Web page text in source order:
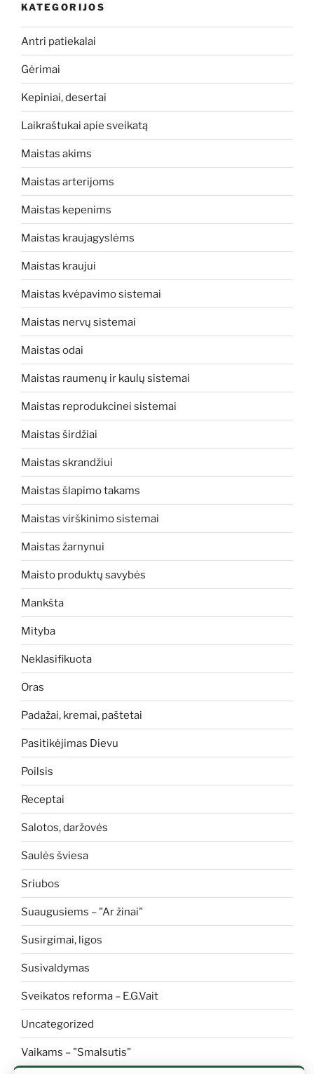
KATEGORIJOS
Antri patiekalai
Gėrimai
Kepiniai, desertai
Laikraštukai apie sveikatą
Maistas akims
Maistas arterijoms
Maistas kepenims
Maistas kraujagyslėms
Maistas kraujui
Maistas kvėpavimo sistemai
Maistas nervų sistemai
Maistas odai
Maistas raumenų ir kaulų sistemai
Maistas reprodukcinei sistemai
Maistas širdžiai
Maistas skrandžiui
Maistas šlapimo takams
Maistas virškinimo sistemai
Maistas žarnynui
Maisto produktų savybės
Mankšta
Mityba
Neklasifikuota
Oras
Padažai, kremai, paštetai
Pasitikėjimas Dievu
Poilsis
Receptai
Salotos, daržovės
Saulės šviesa
Sriubos
Suaugusiems – "Ar žinai"
Susirgimai, ligos
Susivaldymas
Sveikatos reforma – E.G.Vait
Uncategorized
Vaikams – "Smalsutis"